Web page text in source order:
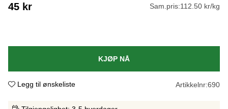
45 kr Sam.pris:112.50 kr/kg
KJØP NÅ
Legg til ønskeliste Artikkelnr:690